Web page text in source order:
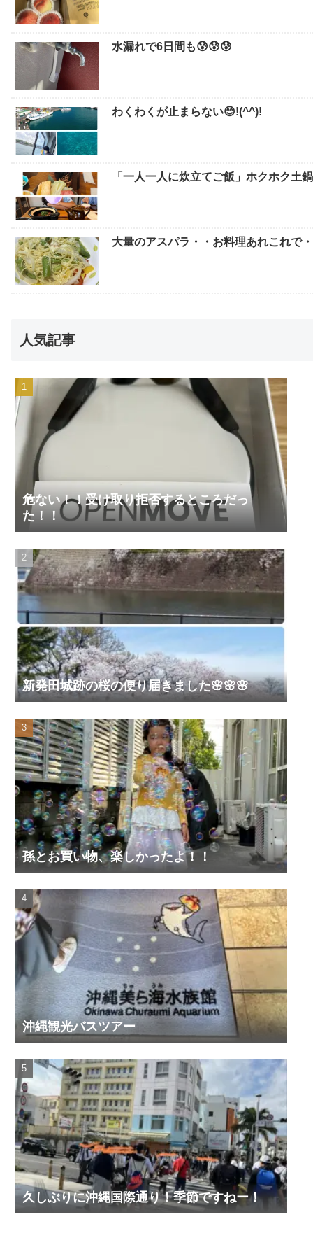
水漏れで6日間も😰😰😰
わくわくが止まらない😊!(^^)!
「一人一人に炊立てご飯」ホクホク土
大量のアスパラ・・お料理あれこれで
人気記事
危ない！！受け取り拒否するところだっ
た！！
新発田城跡の桜の便り届きました🌸🌸🌸
孫とお買い物、楽しかったよ！！
沖縄観光バスツアー
久しぶりに沖縄国際通り！季節ですねー！